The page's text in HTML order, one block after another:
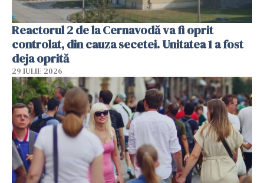
Reactorul 2 de la Cernavodă va fi oprit
controlat, din cauza secetei. Unitatea 1 a fost
deja oprită
29 IULIE 2026